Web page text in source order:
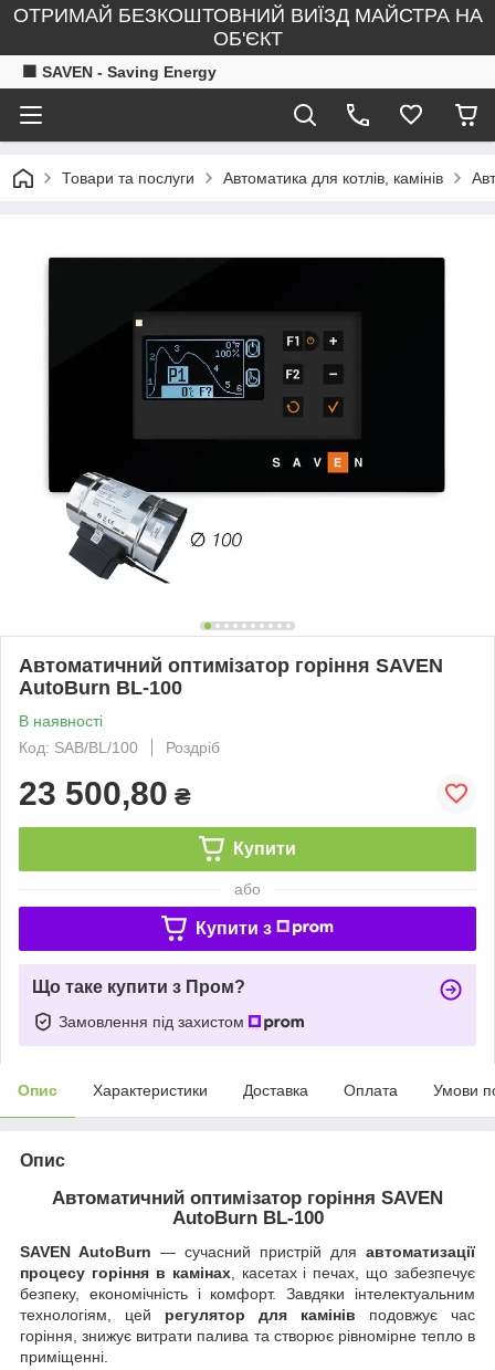
ОТРИМАЙ БЕЗКОШТОВНИЙ ВИЇЗД МАЙСТРА НА
ОБ'ЄКТ
🟧 SAVEN - Saving Energy
Товари та послуги Автоматика для котлів, камінів
Автоматичний оптимізатор горіння SAVEN
AutoBurn BL-100
В наявності
Код: SAB/BL/100
Роздріб
23 500,80 ₴
Купити
або
Купити з
Що таке купити з Пром?
Замовлення під захистом
Опис Характеристики Доставка Оплата Умови
Опис
Автоматичний оптимізатор горіння SAVEN
AutoBurn BL-100
SAVEN AutoBurn — сучасний пристрій для автоматизації
процесу горіння в камінах, касетах і печах, що забезпечує
безпеку, економічність і комфорт. Завдяки інтелектуальним
технологіям, цей регулятор для камінів подовжує час
горіння, знижує витрати палива та створює рівномірне тепло в
приміщенні.